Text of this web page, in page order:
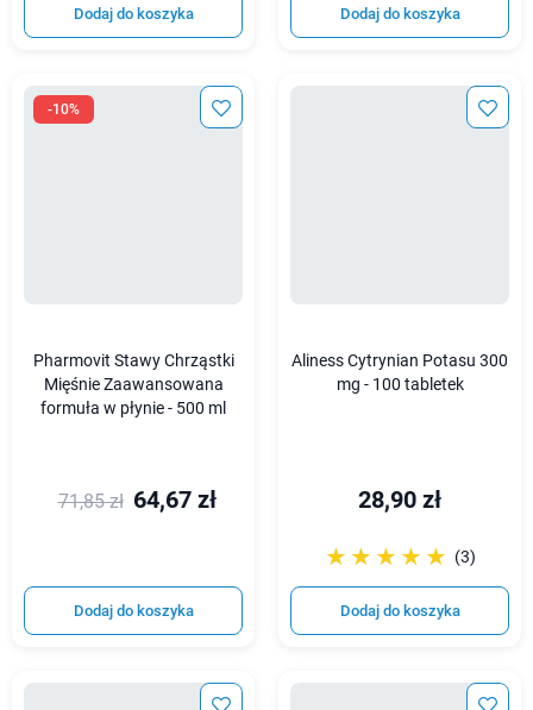
Dodaj do koszyka Dodaj do koszyka
-10%
Pharmovit Stawy Chrząstki
Mięśnie Zaawansowana
formuła w płynie - 500 ml
71,85 zł 64,67 zł
Dodaj do koszyka
Aliness Cytrynian Potasu 300
mg - 100 tabletek
28,90 zł
☆☆☆☆☆
★★★★★ (3)
Dodaj do koszyka